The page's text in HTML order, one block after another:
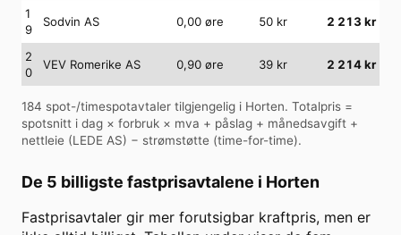
1
9
Sodvin AS 0,00 øre 50 kr 2 213 kr
2
0
VEV Romerike AS 0,90 øre 39 kr 2 214kr
184 spot-/timespotavtaler tilgjengelig i Horten. Totalpris =
spotsnitt i dag × forbruk × mva + påslag + månedsavgift +
nettleie (LEDE AS) − strømstøtte (time-for-time).
De 5 billigste fastprisavtalene i Horten
Fastprisavtaler gir mer forutsigbar kraftpris, men er